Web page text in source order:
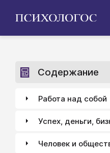
Содержание
Работа над собой
Успех, деньги,
Человек и